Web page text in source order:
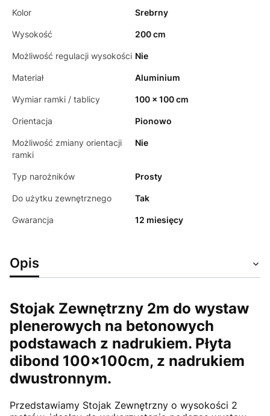
Kolor Srebrny
Wysokość 200 cm
Możliwość regulacji wysokości Nie
Materiał Aluminium
Wymiar ramki / tablicy 100 x 100 cm
Orientacja Pionowo
Możliwość zmiany orientacji
ramki
Nie
Typ narożników Prosty
Do użytku zewnętrznego Tak
Gwarancja 12 miesięcy
Opis
Stojak Zewnętrzny 2m do wystaw
plenerowych na betonowych
podstawach z nadrukiem. Płyta
dibond 100x100cm, z nadrukiem
dwustronnym.
Przedstawiamy Stojak Zewnętrzny o wysokości 2